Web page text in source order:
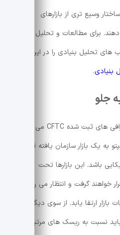
وسیع تری از بازارهای
برای مطالعات و تحلیل های
های تحلیل بنیادی را در این
بنیادی.
جلو
در صرافی های ثبت شده CFTC می تواند
به یک بازار سازمان یافته تر و
باشد. این بازارها تحت
خواهند گرفت و انتظار می رود
ارتقا یابد. از سوی دیگر
نسبت به ریسک های مرتبط با